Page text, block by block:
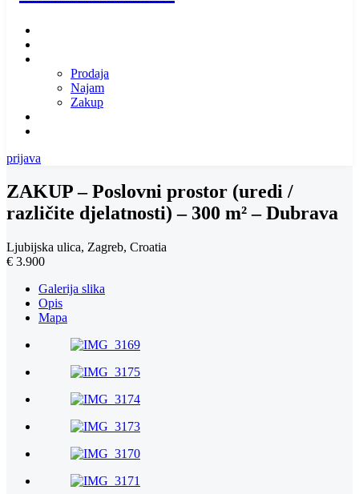
Prodaja
Najam
Zakup
prijava
ZAKUP – Poslovni prostor (uredi /
različite djelatnosti) – 300 m² – Dubrava
Ljubijska ulica, Zagreb, Croatia
€ 3.900
Galerija slika
Opis
Mapa